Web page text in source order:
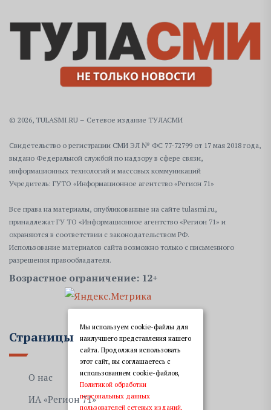
© 2026, TULASMI.RU – Сетевое издание ТУЛАСМИ
Свидетельство о регистрации СМИ ЭЛ № ФС 77-72799 от 17 мая 2018 года,
выдано Федеральной службой по надзору в сфере связи,
информационных технологий и массовых коммуникаций
Учредитель: ГУТО «Информационное агентство «Регион 71»
Все права на материалы, опубликованные на сайте tulasmi.ru,
принадлежат ГУ ТО «Информационное агентство «Регион 71» и
охраняются в соответствии с законодательством РФ.
Использование материалов сайта возможно только с письменного
разрешения правообладателя.
Возрастное ограничение: 12+
Страницы
О нас
ИА «Регион 71»
Мы используем cookie-файлы для
наилучшего представления нашего
сайта. Продолжая использовать
этот сайт, вы соглашаетесь с
использованием cookie-файлов,
Политикой обработки
персональных данных
пользователей сетевых изданий,